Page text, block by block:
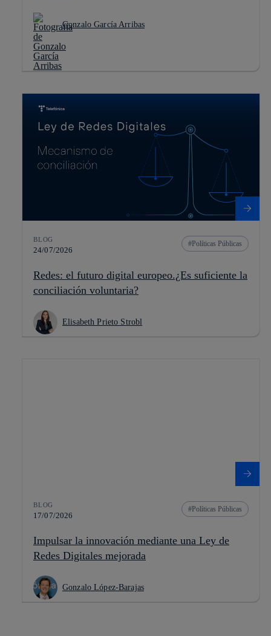
Gonzalo García Arribas
BLOG
24/07/2026
Políticas Públicas
Redes: el futuro digital europeo.¿Es suficiente la
conciliación voluntaria?
Elisabeth Prieto Strobl
BLOG
17/07/2026
Políticas Públicas
Impulsar la innovación mediante una Ley de
Redes Digitales mejorada
Gonzalo López-Barajas